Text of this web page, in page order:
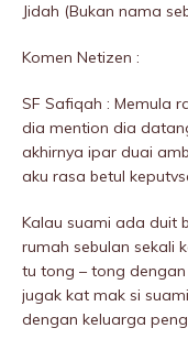
Jidah (Bukan nama
Komen Netizen :
SF Safiqah : Memula
dia mention dia
akhirnya ipar duai
aku rasa betul
Kalau suami ada duit
rumah sebulan sekali
tu tong – tong
jugak kat mak si
dengan keluarga